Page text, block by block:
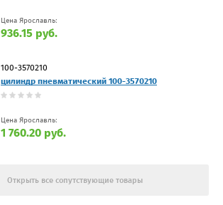
Цена Ярославль:
936.15 руб.
100-3570210
цилиндр пневматический 100-3570210
Цена Ярославль:
1 760.20 руб.
Открыть все сопутствующие товары